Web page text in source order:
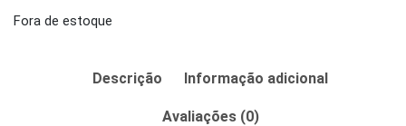
Fora de estoque
Descrição Informação adicional
Avaliações (0)